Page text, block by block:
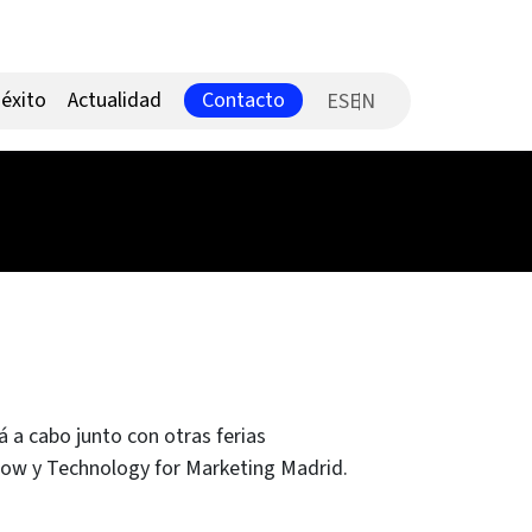
Actualidad Contacto ES
a cabo junto con otras ferias
y Technology for Marketing Madrid.